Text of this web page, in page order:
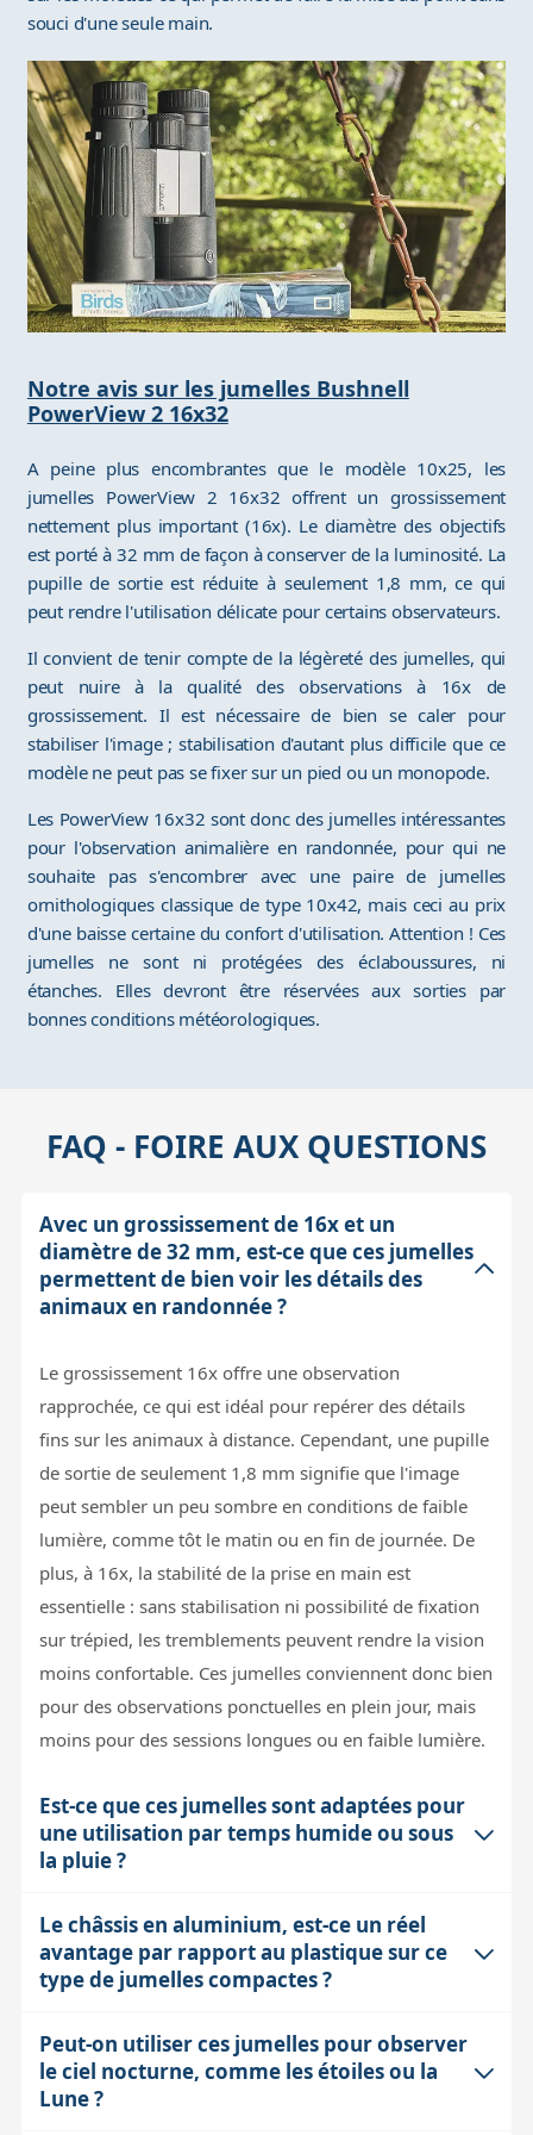
souci d'une seule main.
Notre avis sur les jumelles Bushnell
PowerView 2 16x32
A peine plus encombrantes que le modèle 10x25, les
jumelles PowerView 2 16x32 offrent un grossissement
nettement plus important (16x). Le diamètre des objectifs
est porté à 32 mm de façon à conserver de la luminosité. La
pupille de sortie est réduite à seulement 1,8 mm, ce qui
peut rendre l'utilisation délicate pour certains observateurs.
Il convient de tenir compte de la légèreté des jumelles, qui
peut nuire à la qualité des observations à 16x de
grossissement. Il est nécessaire de bien se caler pour
stabiliser l'image ; stabilisation d'autant plus difficile que ce
modèle ne peut pas se fixer sur un pied ou un monopode.
Les PowerView 16x32 sont donc des jumelles intéressantes
pour l'observation animalière en randonnée, pour qui ne
souhaite pas s'encombrer avec une paire de jumelles
ornithologiques classique de type 10x42, mais ceci au prix
d'une baisse certaine du confort d'utilisation. Attention ! Ces
jumelles ne sont ni protégées des éclaboussures, ni
étanches. Elles devront être réservées aux sorties par
bonnes conditions météorologiques.
FAQ - FOIRE AUX QUESTIONS
Avec un grossissement de 16x et un
diamètre de 32 mm, est-ce que ces jumelles
permettent de bien voir les détails des
animaux en randonnée ?
Le grossissement 16x offre une observation
rapprochée, ce qui est idéal pour repérer des détails
fins sur les animaux à distance. Cependant, une pupille
de sortie de seulement 1,8 mm signifie que l'image
peut sembler un peu sombre en conditions de faible
lumière, comme tôt le matin ou en fin de journée. De
plus, à 16x, la stabilité de la prise en main est
essentielle : sans stabilisation ni possibilité de fixation
sur trépied, les tremblements peuvent rendre la vision
moins confortable. Ces jumelles conviennent donc bien
pour des observations ponctuelles en plein jour, mais
moins pour des sessions longues ou en faible lumière.
Est-ce que ces jumelles sont adaptées pour
une utilisation par temps humide ou sous
la pluie ?
Ces jumelles ne sont ni étanches ni résistantes à la
buée, ce qui signifie qu'elles ne sont pas conçues pour
une utilisation sous la pluie ou dans des conditions très
l'absence d'étanchéité impose de les réserver aux
conditions météorologiques clémentes. Pour des
Le châssis en aluminium, est-ce un réel
avantage par rapport au plastique sur ce
type de jumelles compactes ?
Oui, le châssis en aluminium apporte une meilleure
rigidité et durabilité sans ajouter un poids excessif.
Contrairement au plastique, l'aluminium résiste mieux
Peut-on utiliser ces jumelles pour observer
le ciel nocturne, comme les étoiles ou la
Lune ?